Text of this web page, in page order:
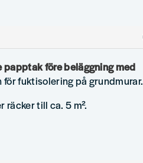
före beläggning med
för fuktisolering på grundmurar.
räcker till ca. 5 m².